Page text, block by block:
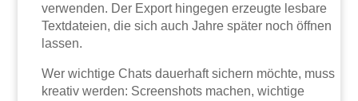
verwenden. Der Export hingegen erzeugte lesbare
Textdateien, die sich auch Jahre später noch öffnen
lassen.
Wer wichtige Chats dauerhaft sichern möchte, muss
kreativ werden: Screenshots machen, wichtige